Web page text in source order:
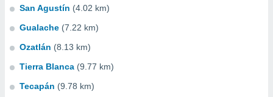
San Agustín (4.02 km)
Gualache (7.22 km)
Ozatlán (8.13 km)
Tierra Blanca (9.77 km)
Tecapán (9.78 km)